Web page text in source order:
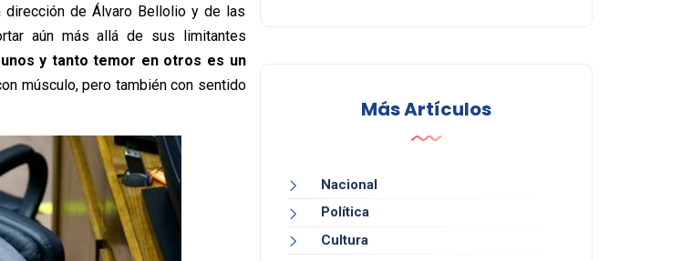
de Álvaro Bellolio y de las
aún más allá de sus limitantes
y tanto temor en otros es un
músculo, pero también con sentido
Más Artículos
Nacional
Política
Cultura